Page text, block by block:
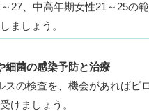
27、中高年期女性21～25の
ましょう。
菌の感染予防と治療
スの検査を、機会があればピ
けましょう。